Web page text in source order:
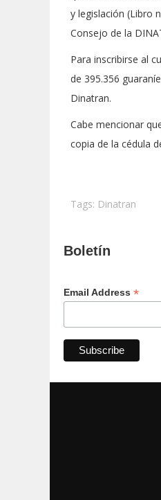
y legislación (Libro
Consejo de la
Para inscribirse al
de 395.356
Dinatran.
Cabe mencionar
copia de la cédula
Tags: Dinatran
Boletín
Email Address *